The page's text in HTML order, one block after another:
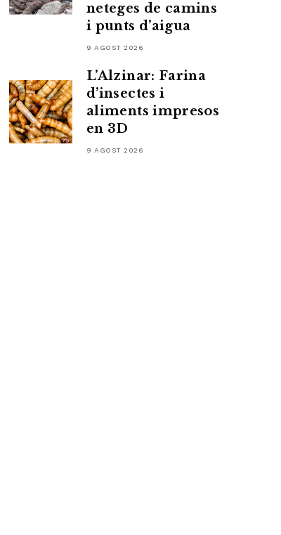
neteges de camins
i punts d’aigua
9 AGOST 2026
L’Alzinar: Farina
d’insectes i
aliments impresos
en 3D
9 AGOST 2026